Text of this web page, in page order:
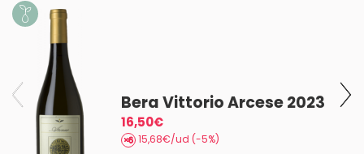
Bera Vittorio Arcese 2023
16,50€
15,68€/ud (-5%)